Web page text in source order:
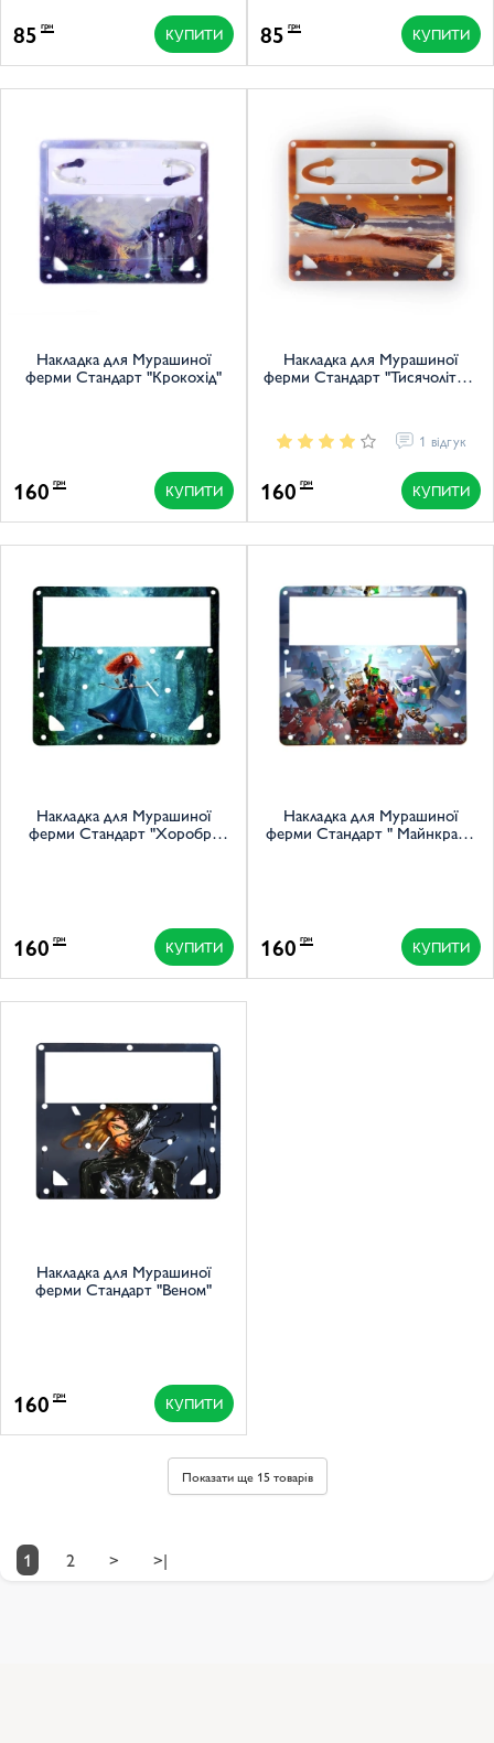
85 грн КУПИТИ 85 грн КУПИТИ
Накладка для Мурашиної
ферми Стандарт "Крокохід"
160 грн КУПИТИ
Накладка для Мурашиної
ферми Стандарт "Тисячолітній
1 відгук
160 грн КУПИТИ
Накладка для Мурашиної
ферми Стандарт "Хоробра
160 грн КУПИТИ
Накладка для Мурашиної
ферми Стандарт " Майнкрафт
160 грн КУПИТИ
Накладка для Мурашиної
ферми Стандарт "Веном"
160 грн КУПИТИ
Показати ще 15 товарів
1 2 > >|